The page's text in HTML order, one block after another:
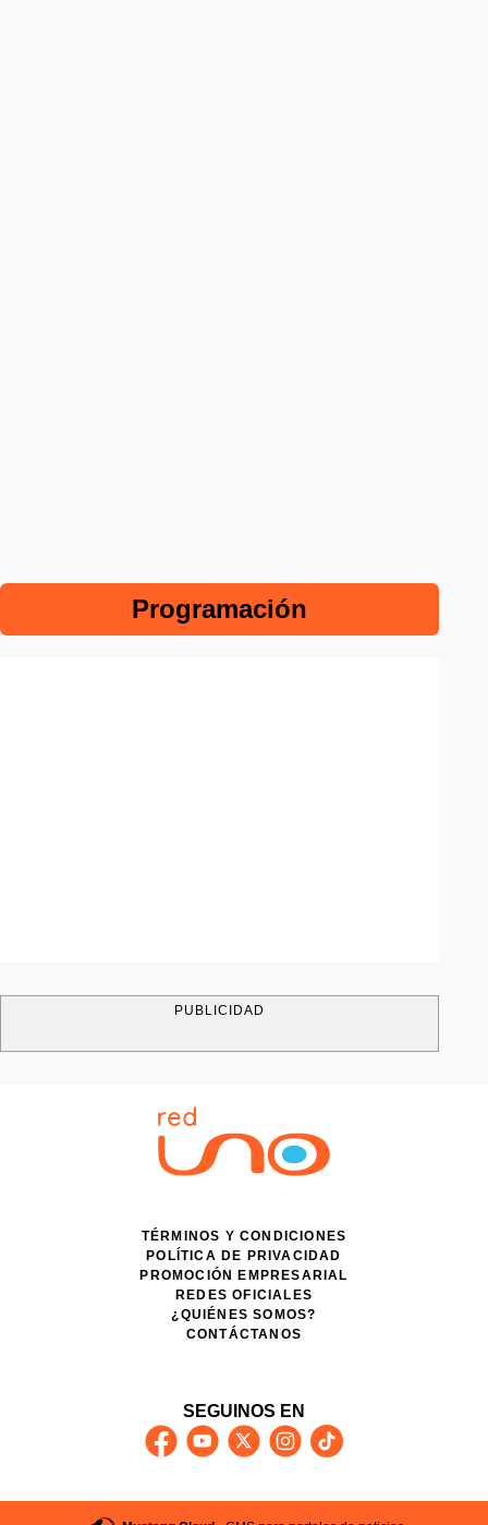
Programación
PUBLICIDAD
TÉRMINOS Y CONDICIONES
POLÍTICA DE PRIVACIDAD
PROMOCIÓN EMPRESARIAL
REDES OFICIALES
¿QUIÉNES SOMOS?
CONTÁCTANOS
SEGUINOS EN